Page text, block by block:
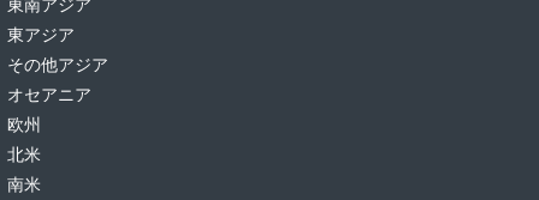
東アジア
その他アジア
オセアニア
欧州
北米
南米